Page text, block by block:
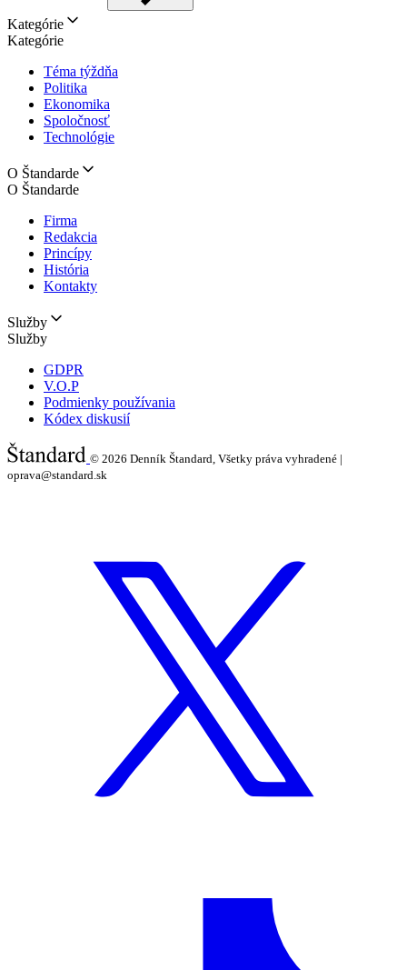
Kategórie
Kategórie
Téma týždňa
Politika
Ekonomika
Spoločnosť
Technológie
O Štandarde
O Štandarde
Firma
Redakcia
Princípy
História
Kontakty
Služby
Služby
GDPR
V.O.P
Podmienky používania
Kódex diskusií
© 2026 Denník Štandard, Všetky práva vyhradené |
oprava@standard.sk